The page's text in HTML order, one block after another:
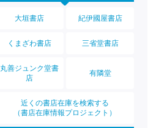
大垣書店 紀伊國屋書店
くまざわ書店 三省堂書店
丸善ジュンク堂書
店
有隣堂
近くの書店在庫を検索する
（書店在庫情報プロジェクト）